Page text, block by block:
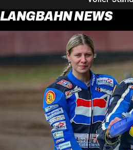
LANGBAHN NEWS